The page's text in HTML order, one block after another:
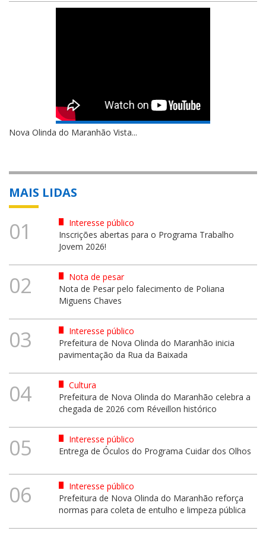
Nova Olinda do Maranhão Vista...
MAIS LIDAS
01
Interesse público
Inscrições abertas para o Programa Trabalho
Jovem 2026!
02
Nota de pesar
Nota de Pesar pelo falecimento de Poliana
Miguens Chaves
03
Interesse público
Prefeitura de Nova Olinda do Maranhão inicia
pavimentação da Rua da Baixada
04
Cultura
Prefeitura de Nova Olinda do Maranhão celebra a
chegada de 2026 com Réveillon histórico
05
Interesse público
Entrega de Óculos do Programa Cuidar dos Olhos
06
Interesse público
Prefeitura de Nova Olinda do Maranhão reforça
normas para coleta de entulho e limpeza pública